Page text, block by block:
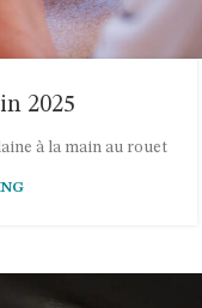
2025
à la main au rouet